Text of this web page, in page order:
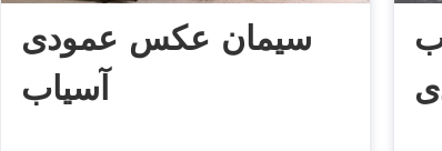
سیمان عکس عمودی
آسیاب